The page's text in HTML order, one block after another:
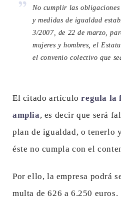
No cumplir las
y medidas de igualdad
3/2007, de 22 de marzo,
mujeres y hombres, el
el convenio colectivo que
El citado artículoregula la
amplia, es decir que será
plan de igualdad, o tenerlo
éste no cumpla con el
Por ello, la empresa podrá
multa de 626 a 6.250 euros.